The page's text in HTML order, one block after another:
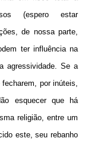
(espero estar
de nossa parte,
ter influência na
agressividade. Se a
por inúteis,
esquecer que há
religião, entre um
este, seu rebanho